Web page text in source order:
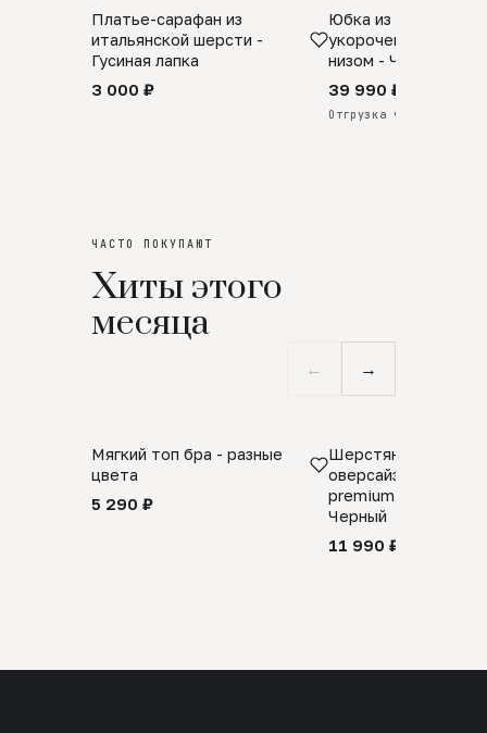
SALE
Платье-сарафан из
итальянской шерсти -
Гусиная лапка
3 000 ₽
ПРЕДЗАКАЗ
Юбка из
укороченная с
низом - Черный
39 990 ₽
Отгрузка через 25 дней
ЧАСТО ПОКУПАЮТ
Хиты этого
месяца
← →
Мягкий топ бра - разные
цвета
5 290 ₽
Шерстяной свитер
оверсайз 100%
premium merino
Черный
11 990 ₽